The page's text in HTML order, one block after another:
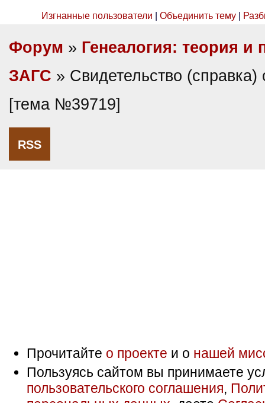
Изгнанные пользователи Объединить тему
Форум » Генеалогия: теория и
ЗАГС » Свидетельство (справка)
[тема №39719]
RSS
Прочитайте о проекте и о нашей
Пользуясь сайтом вы принимаете
пользовательского соглашения,